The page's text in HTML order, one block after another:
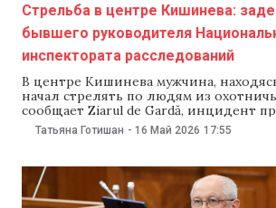
Стрельба в центре Кишинева:
бывшего руководителя
инспектората расследований
В центре Кишинева мужчина,
начал стрелять по людям из
сообщает Ziarul de Gardă, инцидент
с 15 на 16 мая. Мужчину задержали. По
полиции, он был пьян и не имел
задержанный — Анатолий
Татьяна Готишан - 16 Май 2026 17:55